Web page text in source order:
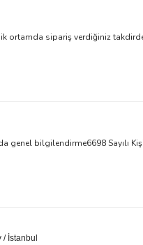
ortamda sipariş verdiğiniz
genel bilgilendirme6698 Sayılı
/ İstanbul